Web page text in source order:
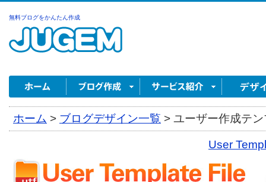
無料ブログをかんたん作成
ホーム > ブログデザイン一覧 > ユーザー作成テ
User